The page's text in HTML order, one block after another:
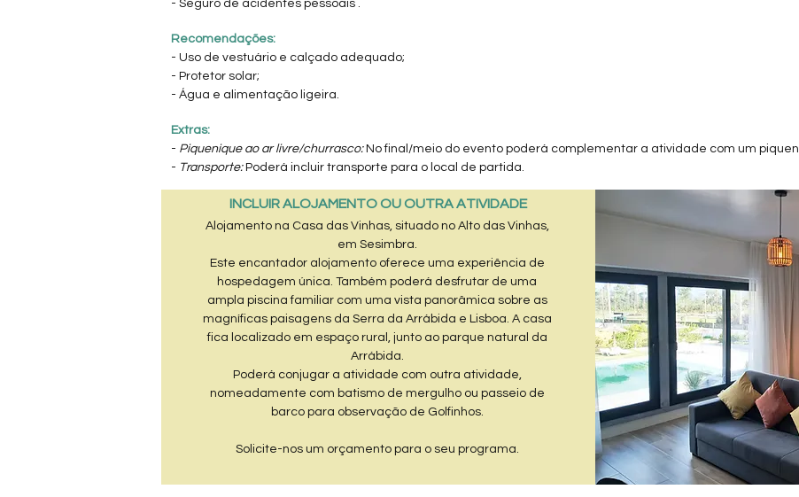
- Seguro de acidentes pessoais .
Recomendações:
- Uso de vestuário e calçado adequado;
- Protetor solar;
- Água e alimentação ligeira.
Extras:
- Piquenique ao ar livre/churrasco:No final/meio do evento poderá complementar a atividade com um
- Transporte: Poderá incluir transporte para o local de partida.
INCLUIR ALOJAMENTO OU OUTRA ATIVIDADE
Alojamento na Casa das Vinhas, situado no Alto das Vinhas,
em Sesimbra.
Este encantador alojamento oferece uma experiência de
hospedagem única. Também poderá desfrutar de uma
ampla piscina familiar com uma vista panorâmica sobre as
magníficas paisagens da Serra da Arrábida e Lisboa. ​A casa
fica localizado em espaço rural, junto ao parque natural da
Arrábida.​
Poderá conjugar a atividade com outra atividade,
nomeadamente com batismo de mergulho ou passeio de
barco para observação de Golfinhos.
Solicite-nos um orçamento para o seu programa.